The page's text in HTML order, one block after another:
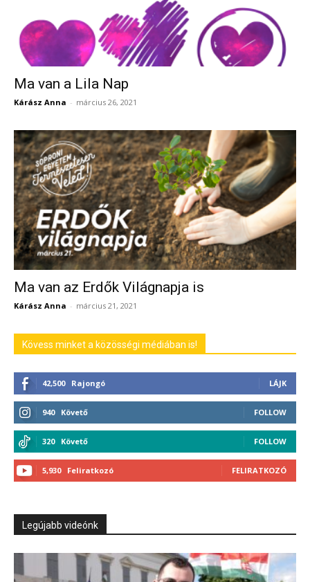
Ma van a Lila Nap
Kárász Anna - március 26, 2021
Ma van az Erdők Világnapja is
Kárász Anna - március 21, 2021
Kövess minket a közösségi médiában is!
42,500 Rajongó LÁJK
940 Követő FOLLOW
320 Követő FOLLOW
5,930 Feliratkozó FELIRATKOZÓ
Legújabb videónk